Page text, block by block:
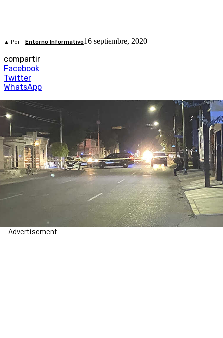
▲ Por Entorno Informativo16 septiembre, 2020
compartir
Facebook
Twitter
WhatsApp
- Advertisement -